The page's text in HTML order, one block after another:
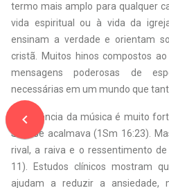
navigate_before
termo mais amplo para qualquer
vida espiritual ou à vida da
ensinam a verdade e orientam
cristã. Muitos hinos compostos
mensagens poderosas de
necessárias em um mundo que
A influência da música é muito
Saul se acalmava (1Sm 16:23).
rival, a raiva e o ressentimento
11). Estudos clínicos mostram
ajudam a reduzir a ansiedade,